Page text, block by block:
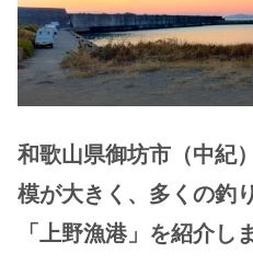
和歌山県御坊市（中紀
模が大きく、多くの釣
「上野漁港」を紹介し